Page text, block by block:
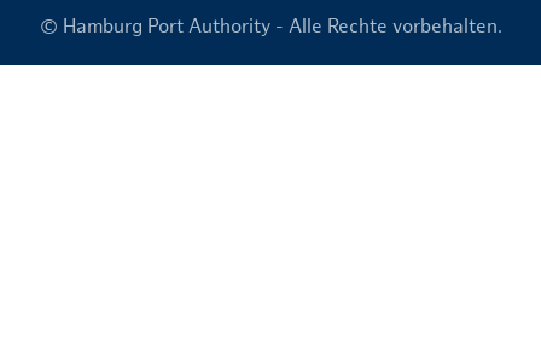
© Hamburg Port Authority - Alle Rechte vorbehalten.